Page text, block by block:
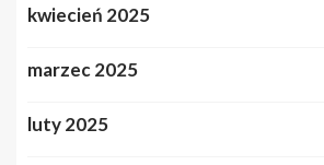
kwiecień 2025
marzec 2025
luty 2025